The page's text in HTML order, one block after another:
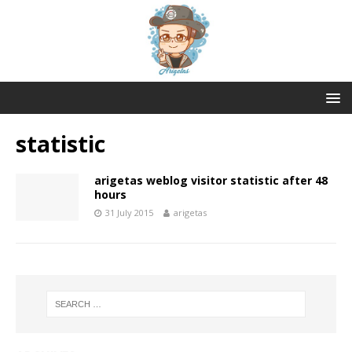
statistic
arigetas weblog visitor statistic after 48
hours
31 July 2015 arigetas